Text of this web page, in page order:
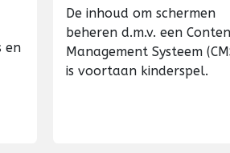
en
De inhoud om schermen
beheren d.m.v. een
Management Systeem
is voortaan kinderspel.